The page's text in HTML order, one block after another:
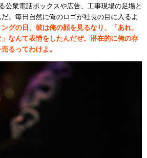
公衆電話ボックスや広告、工事現場の足場と
。毎日自然に俺のロゴが社長の目に入るよ
グの日、彼は俺の顔を見るなり、「あれ、
なんて表情をしたんだぜ。潜在的に俺の存
るってわけよ。